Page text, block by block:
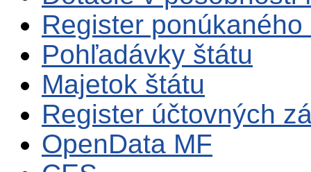
Register
Pohľadávky štátu
Majetok štátu
Register účtovných
OpenData MF